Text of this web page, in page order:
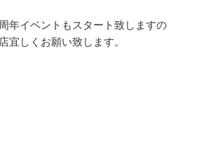
年イベントもスタート致しますの
宜しくお願い致します。